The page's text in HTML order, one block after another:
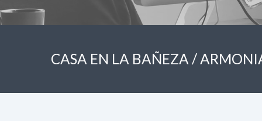
CASA EN LA BAÑEZA /